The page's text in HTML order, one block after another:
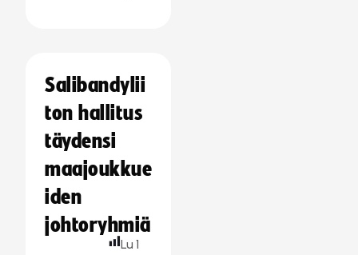
Salibandylii
ton hallitus
täydensi
maajoukkue
iden
johtoryhmiä
Lu 1